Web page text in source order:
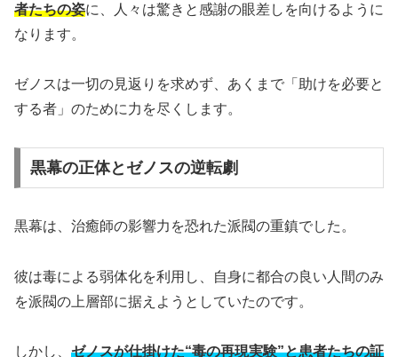
者たちの姿に、人々は驚きと感謝の眼差しを向けるように
なります。
ゼノスは一切の見返りを求めず、あくまで「助けを必要と
する者」のために力を尽くします。
黒幕の正体とゼノスの逆転劇
黒幕は、治癒師の影響力を恐れた派閥の重鎮でした。
彼は毒による弱体化を利用し、自身に都合の良い人間のみ
を派閥の上層部に据えようとしていたのです。
しかし、 ゼノスが仕掛けた“毒の再現実験”と患者たちの証